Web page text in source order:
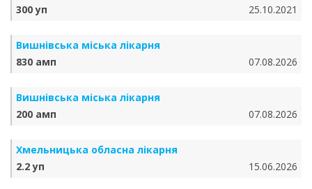
300 уп
25.10.2021
Вишнівська міська лікарня
830 амп
07.08.2026
Вишнівська міська лікарня
200 амп
07.08.2026
Хмельницька обласна лікарня
2.2 уп
15.06.2026